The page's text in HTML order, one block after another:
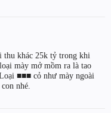
thu khác 25k tỷ trong khi
mày mở mồm ra là tao
■■■ cỏ như mày ngoài
nhé.